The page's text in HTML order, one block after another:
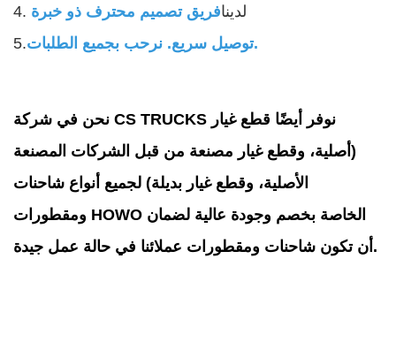
4. لدينافريق تصميم محترف ذو خبرة
5.
توصيل سريع. نرحب بجميع الطلبات.
نحن في شركة CS TRUCKS نوفر أيضًا قطع غيار
(أصلية، وقطع غيار مصنعة من قبل الشركات المصنعة
الأصلية، وقطع غيار بديلة) لجميع أنواع شاحنات
ومقطورات HOWO الخاصة بخصم وجودة عالية لضمان
أن تكون شاحنات ومقطورات عملائنا في حالة عمل جيدة.